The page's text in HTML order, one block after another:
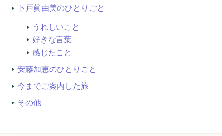
下戸眞由美のひとりごと
うれしいこと
好きな言葉
感じたこと
安藤加恵のひとりごと
今までご案内した旅
その他